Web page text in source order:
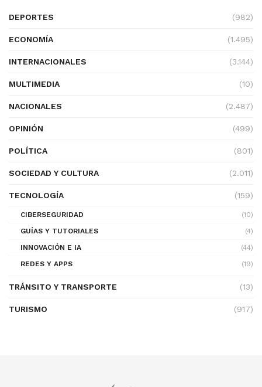
DEPORTES (982)
ECONOMÍA (1.495)
INTERNACIONALES (3.144)
MULTIMEDIA (10)
NACIONALES (2.487)
OPINIÓN (499)
POLÍTICA (801)
SOCIEDAD Y CULTURA (2.011)
TECNOLOGÍA (159)
CIBERSEGURIDAD
(10)
GUÍAS Y TUTORIALES
(4)
INNOVACIÓN E IA
(44)
REDES Y APPS
(19)
TRÁNSITO Y TRANSPORTE (13)
TURISMO (917)